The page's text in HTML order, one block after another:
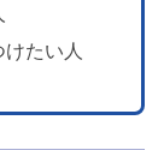
たい人